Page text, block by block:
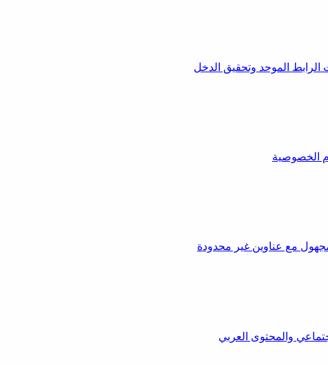
الموحد وتحقيق الدخل
الخصوصية
مع عناوين غير محدودة
والمحتوى العربي